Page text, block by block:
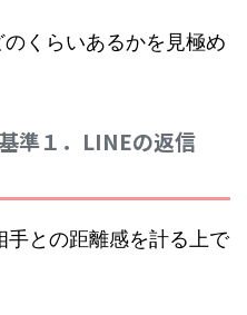
くらいあるかを見極め
準１．LINEの返信
手との距離感を計る上で